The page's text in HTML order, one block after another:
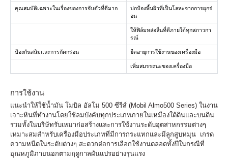
คุณสมบัติเฉพาะในเรื่องของการจับตัวที่ดีมาก
ปกป้องพื้นผิวที่เป็นโลหะจากการผุกร่
อน
ให้ฟิล์มหล่อลื่นที่ดีภายใต้ทุกสภาวกา
รณ์
ป้องกันสนิมและการกัดกร่อน ยืดอายุการใช้งานของเครื่องมือ
เพิ่มสมรรถนะของเครื่องมือ
การใช้งาน
แนะนำให้ใช้น้ำมัน โมบิล อัลโม่ 500 ซีรีส์ (Mobil Almo500 Series) ในงาน
เจาะหินที่ทำงานโดยใช้ลมบังคับทุกประเภทภายในเหมืองใต้ดินและบนดิน
รวมทั้งในบริษัทรับเหมาก่อสร้างและการใช้งานระดับอุตสาหกรรมต่างๆ
เหมาะสมสำหรับเครื่องมือประเภทที่มีการกระแทกและมีลูกสูบหมุน เกรด
ความหนืดในระดับต่างๆ สะดวกต่อการเลือกใช้งานตลอดทั้งปีในกรณีที่
อุณหภูมิภายนอกตามฤดูกาลผันแปรอย่างรุนแรง